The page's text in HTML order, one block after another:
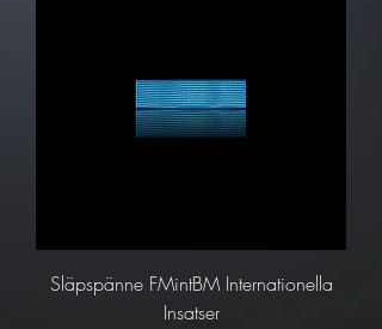
Släpspänne FMintBM Internationella
Insatser